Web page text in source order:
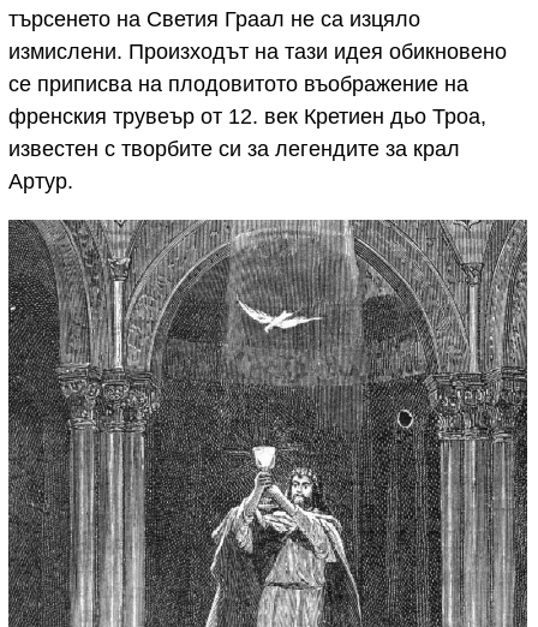
търсенето на Светия Граал не са изцяло
измислени. Произходът на тази идея обикновено
се приписва на плодовитото въображение на
френския трувеър от 12. век Кретиен дьо Троа,
известен с творбите си за легендите за крал
Артур.